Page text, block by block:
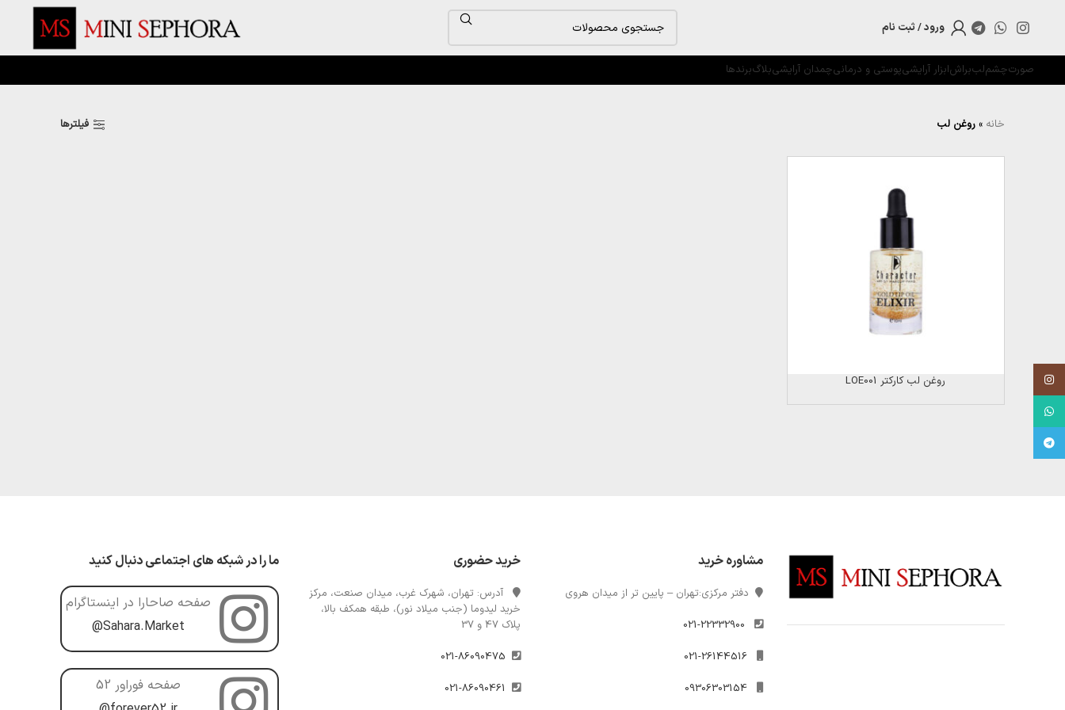
ورود / ثبت نام
صورتچشملببراشابزار آرایشیپوستی و درمانیچمدان آرایشیبلاگبرندها
خانه » روغن لب فیلترها
روغن لب کارکتر LOE001
مشاوره خرید
دفتر مرکزی:تهران – پایین تر از میدان هروی
021-22332900
021-26144516
خرید حضوری
آدرس: تهران، شهرک غرب، میدان صنعت، مرکز
خرید لیدوما (جنب میلاد نور)، طبقه همکف بالا،
پلاک 47 و 37
ما را در شبکه های اجتماعی دنبال کنید
صفحه صاحارا در اینستاگرام
@Sahara.Market
صفحه فوراور 52